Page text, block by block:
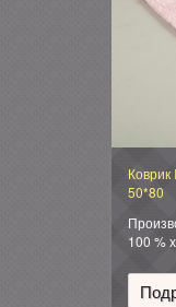
50*80
100 %